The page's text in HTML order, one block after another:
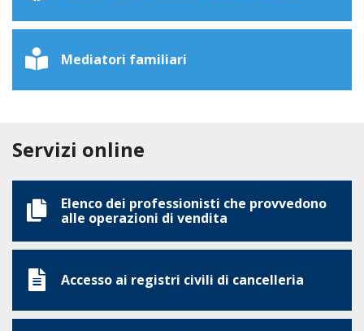
Mediatori familiari
Servizi online
Elenco dei professionisti che provvedono
alle operazioni di vendita
Accesso ai registri civili di cancelleria